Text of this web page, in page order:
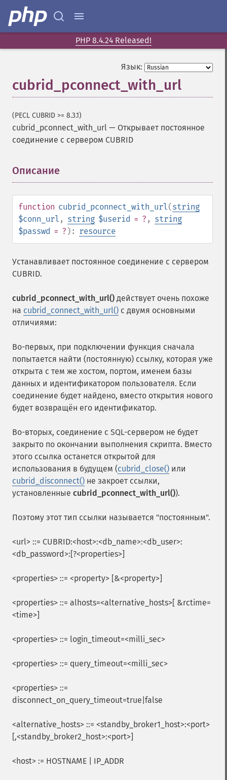
PHP 8.4.24 Released!
Язык:
cubrid_pconnect_with_url
(PECL CUBRID >= 8.3.1)
cubrid_pconnect_with_url — Открывает постоянное
соединение с сервером CUBRID
Описание
function cubrid_pconnect_with_url(string
$conn_url , string $userid = ? , string
$passwd = ? ): resource
Устанавливает постоянное соединение с сервером
CUBRID.
cubrid_pconnect_with_url() действует очень похоже
на cubrid_connect_with_url() с двумя основными
отличиями:
Во-первых, при подключении функция сначала
попытается найти (постоянную) ссылку, которая уже
открыта с тем же хостом, портом, именем базы
данных и идентификатором пользователя. Если
соединение будет найдено, вместо открытия нового
будет возвращён его идентификатор.
Во-вторых, соединение с SQL-сервером не будет
закрыто по окончании выполнения скрипта. Вместо
этого ссылка останется открытой для
использования в будущем (cubrid_close() или
cubrid_disconnect() не закроет ссылки,
установленные cubrid_pconnect_with_url()).
Поэтому этот тип ссылки называется "постоянным".
<url> ::= CUBRID:<host>:<db_name>:<db_user>:
<db_password>:[?<properties>]
<properties> ::= <property> [&<property>]
<properties> ::= alhosts=<alternative_hosts>[ &rctime=
<time>]
<properties> ::= login_timeout=<milli_sec>
<properties> ::= query_timeout=<milli_sec>
<properties> ::=
disconnect_on_query_timeout=true|false
<alternative_hosts> ::= <standby_broker1_host>:<port>
[,<standby_broker2_host>:<port>]
<host> := HOSTNAME | IP_ADDR